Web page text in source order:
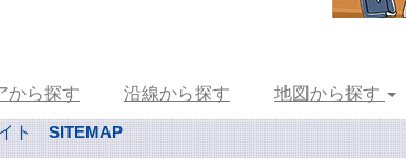
から探す 沿線から探す 地図から探す
ト
SITEMAP